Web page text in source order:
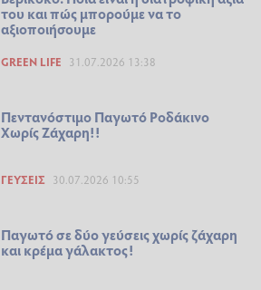
του και πώς μπορούμε να το
αξιοποιήσουμε
GREEN LIFE 31.07.2026 13:38
Πεντανόστιμο Παγωτό Ροδάκινο
Χωρίς Ζάχαρη!!
ΓΕΎΣΕΙΣ 30.07.2026 10:55
Παγωτό σε δύο γεύσεις χωρίς ζάχαρη
και κρέμα γάλακτος!